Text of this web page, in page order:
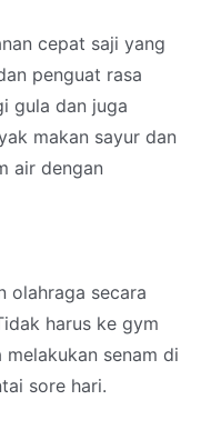
cepat saji yang
penguat rasa
gula dan juga
makan sayur dan
air dengan
olahraga secara
harus ke gym
senam di
sore hari.